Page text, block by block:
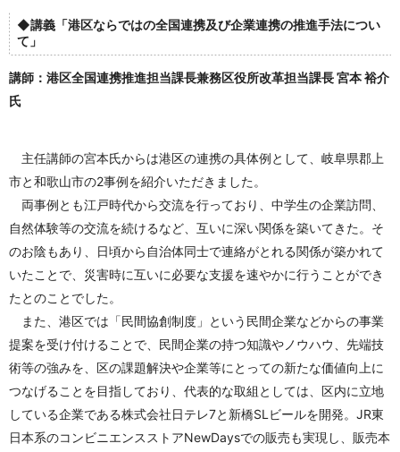
◆講義「港区ならではの全国連携及び企業連携の推進手法につい
て」
講師：港区全国連携推進担当課長兼務区役所改革担当課長 宮本 裕介
氏
主任講師の宮本氏からは港区の連携の具体例として、岐阜県郡上
市と和歌山市の2事例を紹介いただきました。
両事例とも江戸時代から交流を行っており、中学生の企業訪問、
自然体験等の交流を続けるなど、互いに深い関係を築いてきた。そ
のお陰もあり、日頃から自治体同士で連絡がとれる関係が築かれて
いたことで、災害時に互いに必要な支援を速やかに行うことができ
たとのことでした。
また、港区では「民間協創制度」という民間企業などからの事業
提案を受け付けることで、民間企業の持つ知識やノウハウ、先端技
術等の強みを、区の課題解決や企業等にとっての新たな価値向上に
つなげることを目指しており、代表的な取組としては、区内に立地
している企業である株式会社日テレ7と新橋SLビールを開発。JR東
日本系のコンビニエンスストアNewDaysでの販売も実現し、販売本